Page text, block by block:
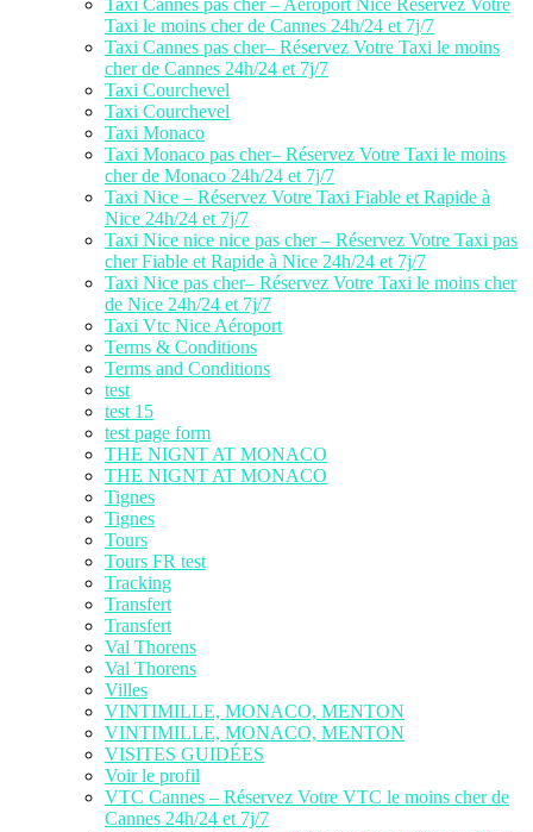
Taxi Cannes pas cher – Aéroport Nice Réservez Votre
Taxi le moins cher de Cannes 24h/24 et 7j/7
Taxi Cannes pas cher– Réservez Votre Taxi le moins
cher de Cannes 24h/24 et 7j/7
Taxi Courchevel
Taxi Courchevel
Taxi Monaco
Taxi Monaco pas cher– Réservez Votre Taxi le moins
cher de Monaco 24h/24 et 7j/7
Taxi Nice – Réservez Votre Taxi Fiable et Rapide à
Nice 24h/24 et 7j/7
Taxi Nice nice nice pas cher – Réservez Votre Taxi pas
cher Fiable et Rapide à Nice 24h/24 et 7j/7
Taxi Nice pas cher– Réservez Votre Taxi le moins cher
de Nice 24h/24 et 7j/7
Taxi Vtc Nice Aéroport
Terms & Conditions
Terms and Conditions
test
test 15
test page form
THE NIGNT AT MONACO
THE NIGNT AT MONACO
Tignes
Tignes
Tours
Tours FR test
Tracking
Transfert
Transfert
Val Thorens
Val Thorens
Villes
VINTIMILLE, MONACO, MENTON
VINTIMILLE, MONACO, MENTON
VISITES GUIDÉES
Voir le profil
VTC Cannes – Réservez Votre VTC le moins cher de
Cannes 24h/24 et 7j/7